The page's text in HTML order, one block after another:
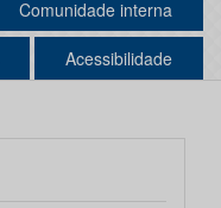
Comunidade interna
Acessibilidade